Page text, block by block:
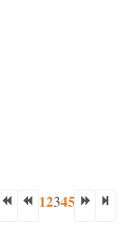
12345